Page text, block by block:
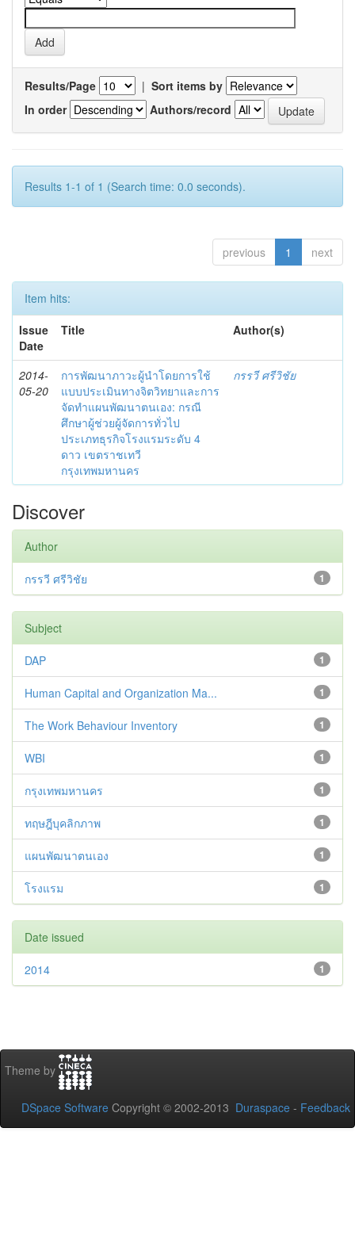
Results/Page | Sort items by
In order
Authors/record
Results 1-1 of 1 (Search time: 0.0 seconds).
previous 1 next
Item hits:
Issue
Date
Title Author(s)
2014-
05-20
การพัฒนาภาวะผู้นำโดยการใช้
แบบประเมินทางจิตวิทยาและการ
จัดทำแผนพัฒนาตนเอง: กรณี
ศึกษาผู้ช่วยผู้จัดการทั่วไป
ประเภทธุรกิจโรงแรมระดับ 4
ดาว เขตราชเทวี
กรุงเทพมหานคร
กรรวี ศรีวิชัย
Discover
Author
1
กรรวี ศรีวิชัย
Subject
1
DAP
1
Human Capital and Organization Ma...
1
The Work Behaviour Inventory
1
WBI
1
กรุงเทพมหานคร
1
ทฤษฎีบุคลิกภาพ
1
แผนพัฒนาตนเอง
1
โรงแรม
Date issued
1
2014
Theme by
DSpace Software Copyright © 2002-2013 Duraspace - Feedback